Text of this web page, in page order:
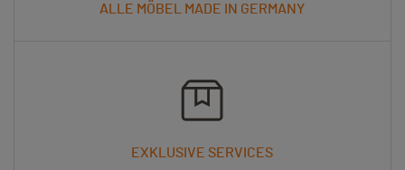
ALLE MÖBEL MADE IN GERMANY
EXKLUSIVE SERVICES